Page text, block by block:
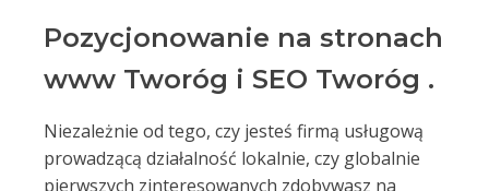
Pozycjonowanie na stronach
www Tworóg i SEO Tworóg .
Niezależnie od tego, czy jesteś firmą usługową
prowadzącą działalność lokalnie, czy globalnie
pierwszych zinteresowanych zdobywasz na